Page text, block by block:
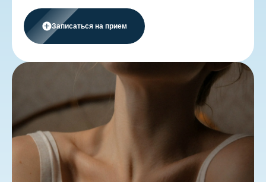
Записаться на прием